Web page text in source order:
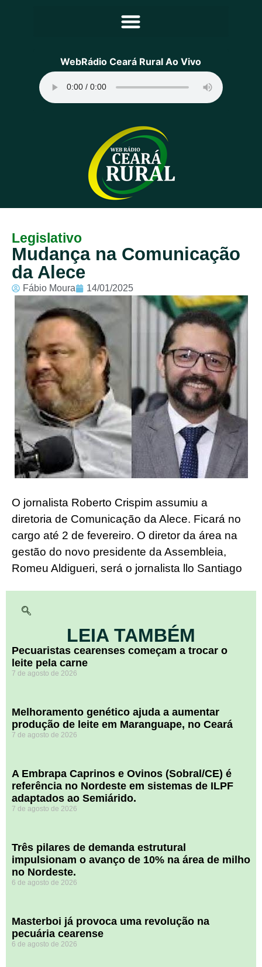
Principal
Programação
Equipe
Contato
Sobre
WebRádio Ceará Rural Ao Vivo
Legislativo
Mudança na Comunicação
da Alece
Fábio Moura 14/01/2025
O jornalista Roberto Crispim assumiu a
diretoria de Comunicação da Alece. Ficará no
cargo até 2 de fevereiro. O diretor da área na
gestão do novo presidente da Assembleia,
Romeu Aldigueri, será o jornalista llo Santiago
LEIA TAMBÉM
Pecuaristas cearenses começam a trocar o
leite pela carne
7 de agosto de 2026
Melhoramento genético ajuda a aumentar
produção de leite em Maranguape, no Ceará
7 de agosto de 2026
A Embrapa Caprinos e Ovinos (Sobral/CE) é
referência no Nordeste em sistemas de ILPF
adaptados ao Semiárido.
7 de agosto de 2026
​Três pilares de demanda estrutural
impulsionam o avanço de 10% na área de milho
no Nordeste.
6 de agosto de 2026
Masterboi já provoca uma revolução na
pecuária cearense
6 de agosto de 2026